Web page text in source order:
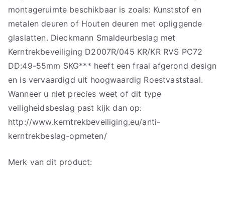
montageruimte beschikbaar is zoals: Kunststof en
metalen deuren of Houten deuren met opliggende
glaslatten. Dieckmann Smaldeurbeslag met
Kerntrekbeveiliging D2007R/045 KR/KR RVS PC72
DD:49-55mm SKG*** heeft een fraai afgerond design
en is vervaardigd uit hoogwaardig Roestvaststaal.
Wanneer u niet precies weet of dit type
veiligheidsbeslag past kijk dan op:
http://www.kerntrekbeveiliging.eu/anti-
kerntrekbeslag-opmeten/
Merk van dit product: